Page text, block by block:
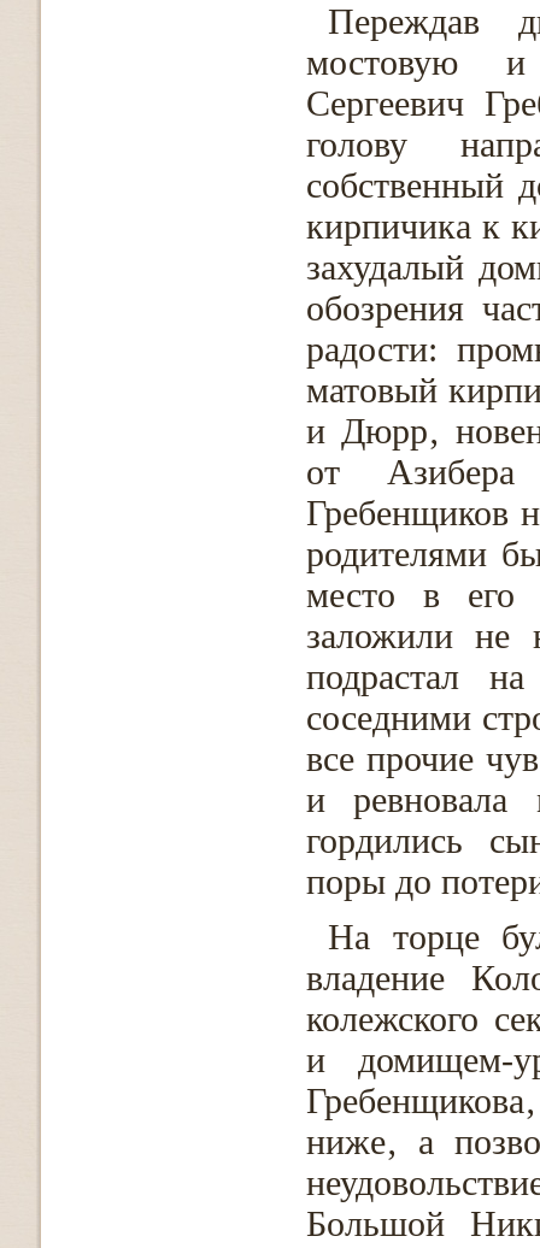
Переждав
мостовую и
Сергеевич
голову
собственный
кирпичика к
захудалый
обозрения
радости:
матовый
и Дюрр‚
от Азибера
Гребенщиков
родителями
место в его
заложили не
подрастал
соседними
все прочие
и
гордились
поры до
На торце
владение
колежского
и домищем-
ниже‚ а
Большой